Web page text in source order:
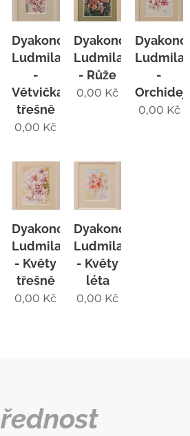
Dyakonchuk
Ludmila
-
Větvička
třešně
0,00 Kč
Dyakonchuk
Ludmila
- Růže
0,00 Kč
Ludmila
-
0,00 Kč
Dyakonchuk
Ludmila
- Květy
třešně
0,00 Kč
Dyakonchuk
Ludmila
- Květy
léta
0,00 Kč